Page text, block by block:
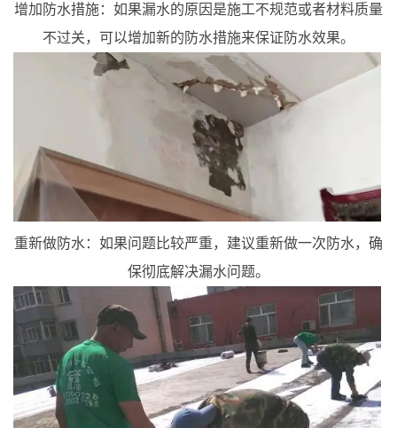
增加防水措施：如果漏水的原因是施工不规范或者材料质量
不过关，可以增加新的防水措施来保证防水效果。
重新做防水：如果问题比较严重，建议重新做一次防水，确
保彻底解决漏水问题。